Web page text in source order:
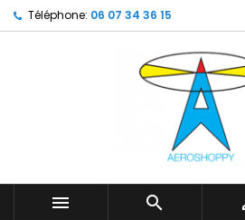
Téléphone: 06 07 34 36 15
 
My wishlists
Create new list
Créer une liste
Nom de la liste d'envies
Connexion
Vous devez être connecté pour
Annuler